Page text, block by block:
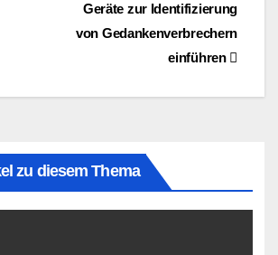
Geräte zur Identifizierung
von Gedankenverbrechern
einführen
zu diesem Thema